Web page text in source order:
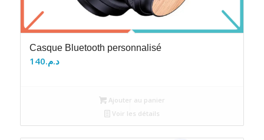
Casque Bluetooth personnalisé
د.م.140
Ajouter au panier
Voir les détails